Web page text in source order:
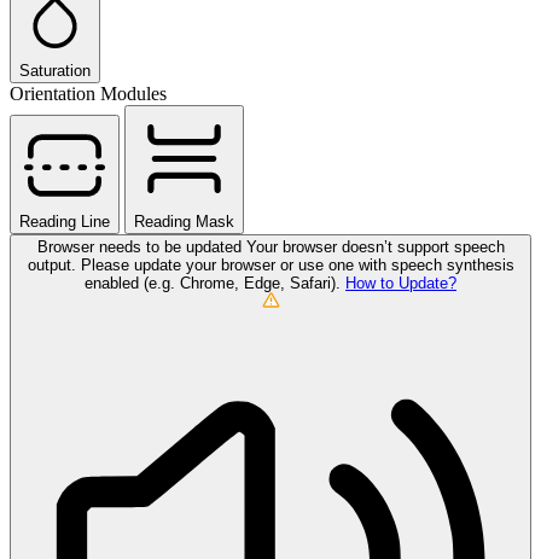
Saturation
Orientation Modules
Reading Line
Reading Mask
Browser needs to be updated Your browser doesn’t support speech
output. Please update your browser or use one with speech synthesis
enabled (e.g. Chrome, Edge, Safari). How to Update?